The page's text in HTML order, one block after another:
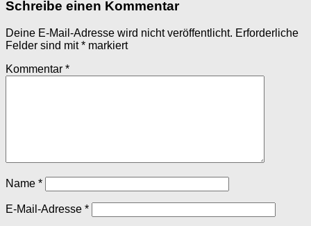
Schreibe einen Kommentar
Deine E-Mail-Adresse wird nicht veröffentlicht. Erforderliche
Felder sind mit* markiert
Kommentar *
Name *
E-Mail-Adresse *